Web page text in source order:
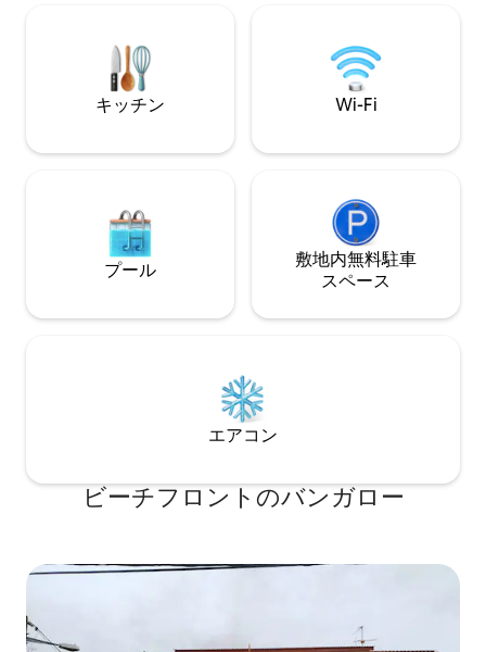
車で5分。 2) PDウォーターフロントまで
車で10分。 3) パンタイ・バガン・ピナン
まで車で12分。 4) Pantai Cahaya Negeri
まで車で15分。
キッチン Wi-Fi
プール
敷地内無料駐⁠車
ス⁠ペ⁠ー⁠ス
エアコン
ビーチフロントのバンガロー